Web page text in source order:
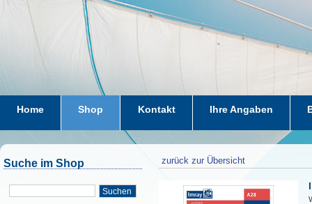
Home Shop Kontakt Ihre Angaben
Suche im Shop
Suchen
zurück zur Übersicht